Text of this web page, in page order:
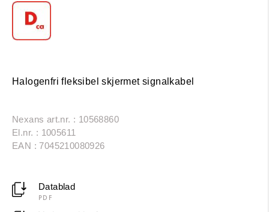
Halogenfri fleksibel skjermet signalkabel
Nexans art.nr. : 10568860
El.nr. : 1005611
EAN : 7045210080926
Datablad
PDF